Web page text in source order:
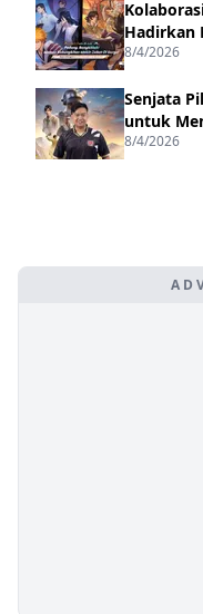
Hadirkan
8/4/2026
Senjata
untuk
8/4/2026